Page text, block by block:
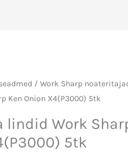
/Work Sharp
Ken Onion X4(P3000) 5tk
lindid Work
5tk